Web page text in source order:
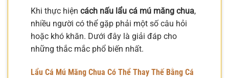
Khi thực hiện cách nấu lẩu cá mú măng chua,
nhiều người có thể gặp phải một số câu hỏi
hoặc khó khăn. Dưới đây là giải đáp cho
những thắc mắc phổ biến nhất.
Lẩu Cá Mú Măng Chua Có Thể Thay Thế Bằng Cá